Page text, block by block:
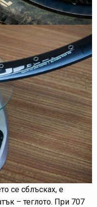
се сблъсках, е
– теглото. При 707